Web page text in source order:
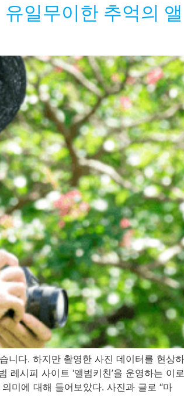
일무이한 추억의 앨
니다. 하지만 촬영한 사진 데이터를 현상하
시피 사이트 ‘앨범키친’을 운영하는 이로
미에 대해 들어보았다. 사진과 글로 “마